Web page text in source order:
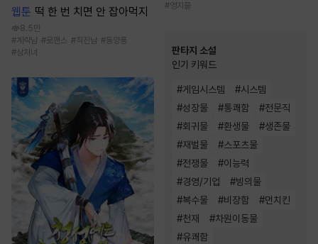
웹툰 떡 한 번 치면 안 잡아먹지
8.5만
# 계략남 #로맨스 #직진남 #동양풍
#상처녀
#영지물
판타지 소설
인기 키워드
#게임시스템 #시스템
#성장물 #통쾌함 #전문직
#회귀물 #환생물 #생존물
#재벌물 #스포츠물
#전쟁물 #이능력
#경영/기업 #빙의물
#복수물 #비장함 #먼치킨
#천재 #차원이동물
#유쾌함